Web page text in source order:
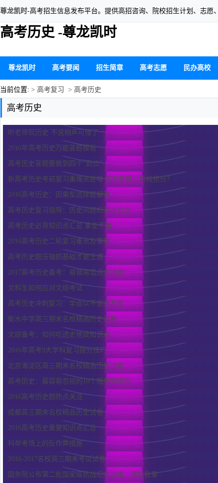
尊龙凯时-高考招生信息发布平台。提供高招咨询、院校招生计划、志愿
高考历史 -尊龙凯时
尊龙凯时 高考要闻 招生简章 高考志愿 民办高校
当前位置: > 高考复习 > 高考历史
高考历史
听老师侃历史 不说相声可惜了
2016年高考历史万能答题模板
高考历史答题要做到四个“到位”
新高考历史考前复习重难点是啥 如何在最后阶段抢分？
2016高考历史：因果型选择题解答
高考历史复习指导：历史问题的评价方法
高考历史必背知识点汇总 拿走不谢
2016高考历史二轮复习重点及策略
高考历史题压轴抓基础才是王道
2017高考历史备考：易错易混点大排查！
文科生如何应对文综考试
高考历史冲刺复习：学会以不变应万变
衡水中学高三期末名校精品历史试卷
文综备考：如何吃透史地政知识点
2016年高考9大学科复习提分技巧
北京海淀区高三期末名校精品历史试卷
高考历史：最容易忽视的10个隐形知识点
2016高考历史题热点关注
成都高三期末名校精品历史试卷
2016高考历史重要知识点汇总
科举考场上的反作弊措施
2016-2017名校高三期末考试试卷
国务院公布第二批国家级抗战纪念设施、遗址名录